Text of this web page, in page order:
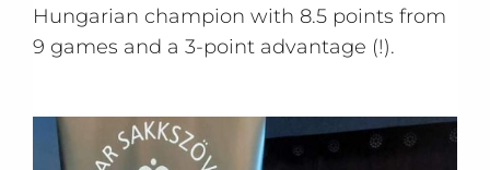
Hungarian champion with 8.5 points from
9 games and a 3-point advantage (!).